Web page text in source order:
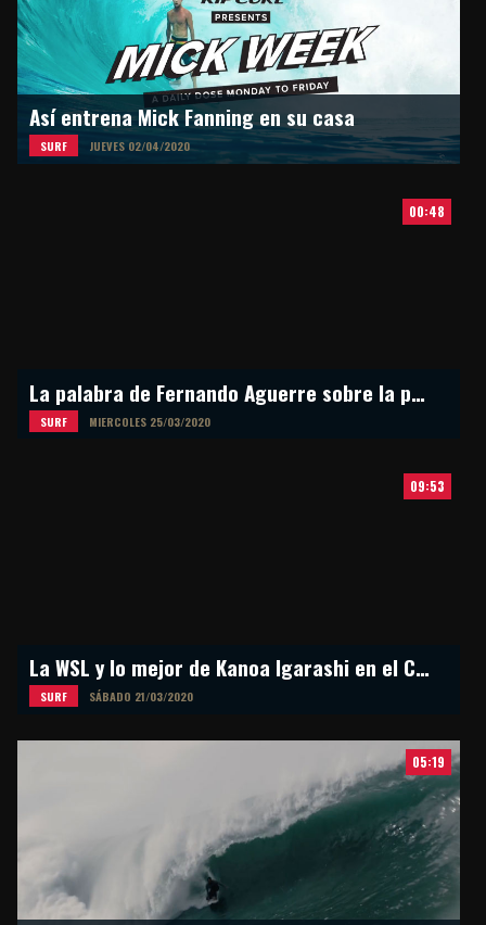
Así entrena Mick Fanning en su casa
SURF JUEVES 02/04/2020
00:48
La palabra de Fernando Aguerre sobre la postergación de los Juegos Olímpicos en Tokyo 2021
SURF MIERCOLES 25/03/2020
09:53
La WSL y lo mejor de Kanoa Igarashi en el Circuito Mundial
SURF SÁBADO 21/03/2020
05:19